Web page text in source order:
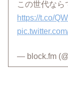
この世代なら
https://t.co/
— block.fm